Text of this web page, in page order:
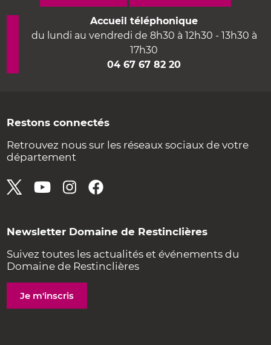
Accueil téléphonique
du lundi au vendredi de 8h30 à 12h30 - 13h30 à
17h30
04 67 67 82 20
Restons connectés
Retrouvez nous sur les réseaux sociaux de votre
département
Newsletter Domaine de Restinclières
Suivez toutes les actualités et événements du
Domaine de Restinclières
Je m'inscris